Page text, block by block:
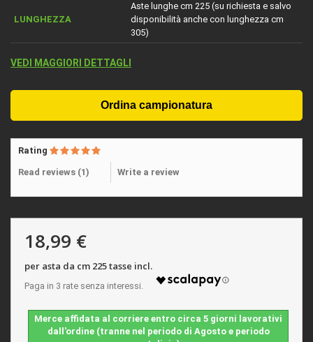
LUNGHEZZA
Aste lunghe cm 225 (su richiesta e salvo
disponibilità anche con lunghezza cm
305)
VEDI MAGGIORI DETTAGLI
Rating
Read reviews (1) Write a review
18,99 €
per asta da cm 225 tasse incl.
Merce affidata al corriere entro circa 5 giorni lavorativi
dall'ordine (tranne nel periodo di Agosto e periodo